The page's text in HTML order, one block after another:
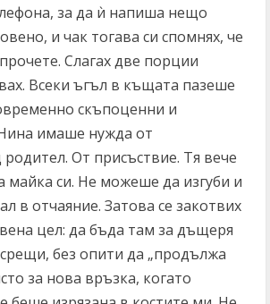
за да ѝ напиша нещо
и чак тогава си спомнях, че
Слагах две порции
Всеки ъгъл в къщата пазеше
скъпоценни и
имаше нужда от
От присъствие. Тя вече
майка си. Не можеше да изгуби и
в отчаяние. Затова се закотвих
цел: да бъда там за дъщеря
без опити да „продължа
за нова връзка, когато